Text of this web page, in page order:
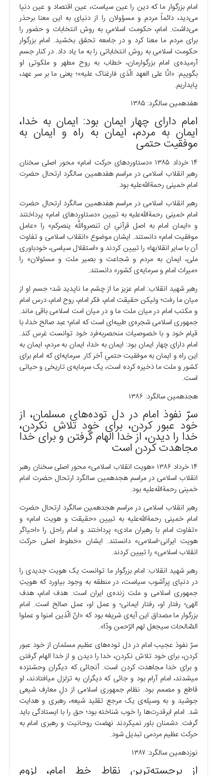
امام بزرگوار ما که دین را عین سیاست، عین اقتصاد و عین دنیا
می‌دید، دائماً مردم و مسؤولان را از دنیای به این معنا برحذر
می‌داشت. امام، حکومت اسلامیِ به روش انتخابات و حضور را
برای مردم ما معنا کرد و در جامعه تحقق بخشید. امام بزرگوار
حکومت اسلامی به روش انتخاباتی را به ما یاد داد. در کنار جسم
آرمیده‌ی امام بزرگوارمان، خطاب به روح مطهر و ملکوتی او
بگوییم: «انّا علی العهد الّذی فارغناک علیه»؛ یعنی ما بر سر عهد،
پایداریم.
هفدهمین سالگرد: ۱۳۸۵
امام دارای چهار ایمان بود: ایمان به خدا،
ایمان به مردم، ایمان به راه و ایمان به
موفقیت حتمی
۱۴ خرداد ۱۳۸۵ «دستاورد‌های حرکت امام» محور اصلی سخنان
رهبر انقلاب اسلامی در مراسم هفدهمین سالگرد ارتحال حضرت
امام خمینی رحمةالله‌علیه بود.
رهبر انقلاب اسلامی در مراسم هفدهمین سالگرد ارتحال حضرت
امام خمینی رحمةالله‌علیه به تبیین «دستاورد‌های امام» پرداختند
و «ایمان امام به اصل قرآنیِ ان تنصرواللَّه ینصرکم» را «عامل
موفقیت امام» دانستند. ایشان موضوع «انقلاب اسلامی و تفاوت
آن با سایر انقلابها» را تبیین کردند و «استقلال سیاسی، خودباوری
ملی، ایمان به مردم و شجاعت و بصیر ملت و مسئولان» را
«میراث امام و سرمایه‌ی کشور» دانستند.
رهبر شهید انقلاب: امام عزیز ما از چشم ما ناپدید شد؛ جسم او از
میان ما رفت؛ ولیکن حقیقت امام، فکر امام، روح امام، درس امام
و مکتب امام در میان ملت ما و در میان امت اسلامی باقی ماند.
جمهوری اسلامی شجره‌ی طیبه‌ای است که امام؛ عبد صالح خدا، با
قیام خود و با خصوصیات منحصر‌به‌فرد خود توانست غرس کند.
امام دارای چهار ایمان بود: ایمان به خدا، ایمان به مردم، ایمان به
این راه و ایمان به موفقیت حتمیِ آخر کار. سرمایه‌ای که امام برای
کشور و ملت ما ذخیره کرده است، یک سرمایه‌ی تاریخی و حیاتی
است.
هجدهمین سالگرد: ۱۳۸۶
سرّ نفوذ امام در دل توده‌های مسلمان، از
خود عبور کردن، برای خود تلاش نکردن،
خدا را دیدن، از خدا الهام گرفتن و برای خدا
مجاهدت کردن است
۱۴ خرداد ۱۳۸۶ «هویت انقلاب اسلامی» محور اصلی سخنان رهبر
انقلاب اسلامی در مراسم هجدهمین سالگرد ارتحال حضرت امام
خمینی رحمةالله‌علیه بود.
رهبر انقلاب اسلامی در مراسم هجدهمین سالگرد ارتحال حضرت
امام خمینی رحمةالله‌علیه به تبیین «حقیقت و هویت امام» و
«تفاوت امام با رهبران مادی» پرداختند و امام راحل را «احیاگر
هویت ایرانی-اسلامی» دانستند. ایشان «خطوط اصلی حرکت
انقلاب اسلامی» را تبیین کردند.
رهبر شهید انقلاب: امام بزرگوار ما توانست یک هویت جدیدی را
در دنیای پرآشوب سیاست، در منطقه به وجود بیاورد که هویتِ
جمهوری اسلامی و ملت زنده‌ی ایران است. هدف امام، هدف
الهی؛ رفتار او، رفتار ایمانی؛ و عمل او، عمل صالح است. امام
بزرگوار ما مصداق این آیه‌ی شریفه بود که «انّ الّذین امنوا و عملوا
الصّالحات سیجعل لهم الرّحمن ودّا».
سرّ نفوذ عجیب امام در دل توده‌های عظیم مسلمان از خود عبور
کردن، برای خود تلاش نکردن، خدا را دیدن و از خدا الهام گرفتن
و برای خدا مجاهدت کردن است. آنجائی که دیگران وحشتزده
میشدند، امام آرام بود و جائی که دیگران به تزلزل میافتادند، او
قاطع و مصمم بود. نظام جمهوری اسلامی از دلِ معارف شیعی
جوشید و به وسیله‌ی یک مرجع تقلید شیعه، رهبری و هدایت
شد. امام ابرقدرت‌ها را خوب شناخته بود؛ حق را با ایستادگی باید
گرفت. دشمنان باور نمیکردند نهضت روحانیت و رهبری امام به
حرکت عظیم مردمی تبدیل شود.
نوزدهمین سالگرد: ۱۳۸۷
از برجسته‌ترین نقاط خط امام، لزوم